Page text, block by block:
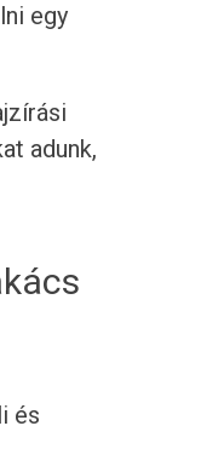
egy
adunk,
és